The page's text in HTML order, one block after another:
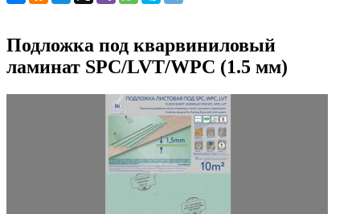
Подложка под кварвиниловый
ламинат SPC/LVT/WPC (1.5 мм)